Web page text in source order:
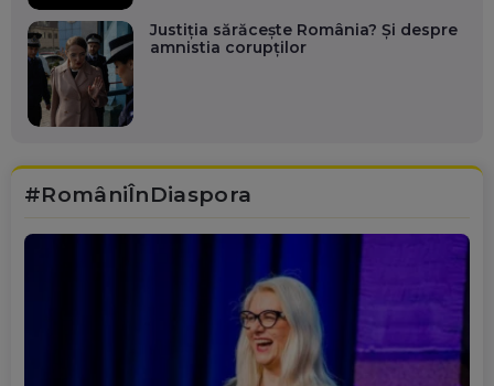
Justiția sărăcește România? Și despre
amnistia corupților
#RomâniÎnDiaspora